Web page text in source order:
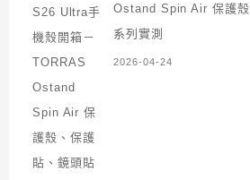
Ostand Spin Air 保護
系列實測
2026-04-24